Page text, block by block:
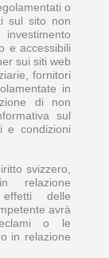
o
sul sito non
e accessibili
sui siti web
fornitori
in
di non
sul
e condizioni
svizzero,
relazione
effetti delle
avrà
o le
in relazione